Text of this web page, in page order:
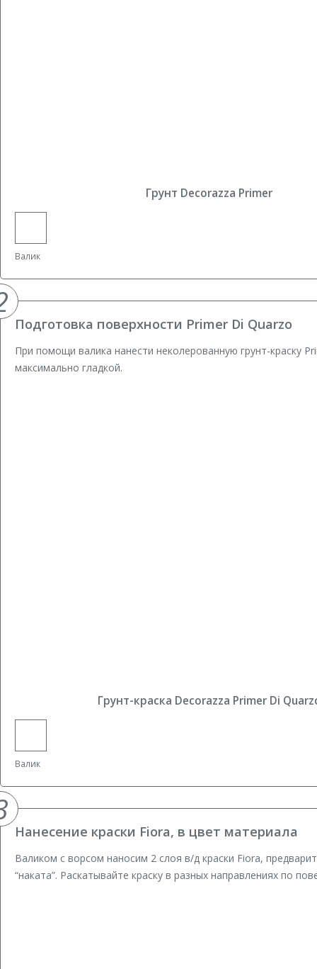
Грунт Decorazza Primer
Валик
Подготовка поверхности Primer Di Quarzo
При помощи валика нанести неколерованную грунт-краску
максимально гладкой.
Грунт-краска Decorazza Primer Di
Валик
Нанесение краски Fiora, в цвет материала
Валиком с ворсом наносим 2 слоя в/д краски Fiora,
“наката”. Раскатывайте краску в разных направлениях по